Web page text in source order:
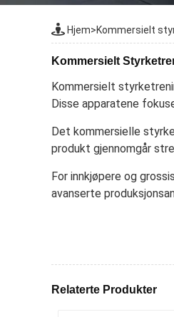
Hjem>Kommersielt
Kommersielt
Kommersielt
Disse apparatene
Det kommersielle
produkt gjennomgår
For innkjøpere og
avanserte
Relaterte Produkter